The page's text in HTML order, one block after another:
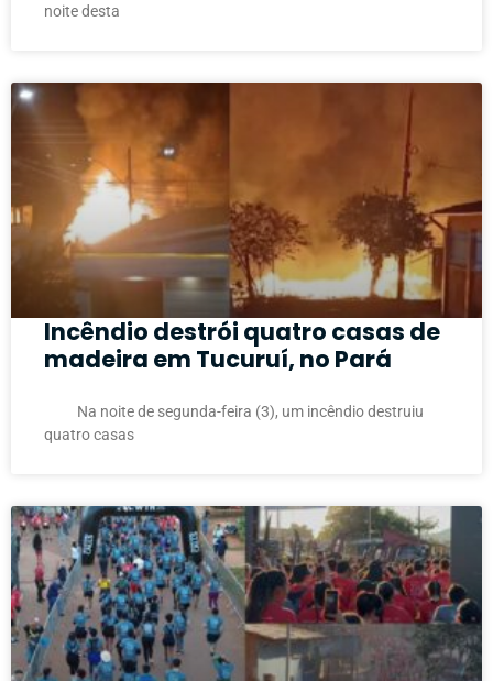
noite desta
Incêndio destrói quatro casas de
madeira em Tucuruí, no Pará
Na noite de segunda-feira (3), um incêndio destruiu
quatro casas